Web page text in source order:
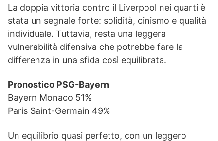
La doppia vittoria contro il Liverpool nei quarti è
stata un segnale forte: solidità, cinismo e qualità
individuale. Tuttavia, resta una leggera
vulnerabilità difensiva che potrebbe fare la
differenza in una sfida così equilibrata.
Pronostico PSG-Bayern
Bayern Monaco 51%
Paris Saint-Germain 49%
Un equilibrio quasi perfetto, con un leggero